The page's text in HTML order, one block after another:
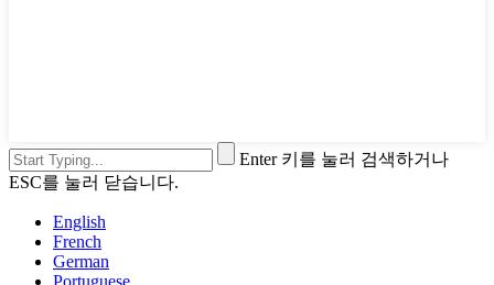
Enter 키를 눌러 검색하거나
ESC를 눌러 닫습니다.
English
French
German
Portuguese